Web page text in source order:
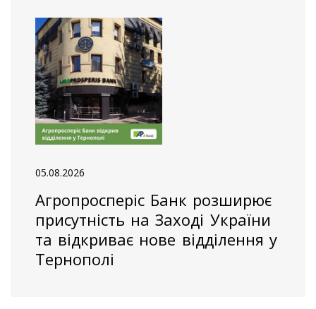
05.08.2026
Агропросперіс Банк розширює
присутність на Заході України
та відкриває нове відділення у
Тернополі